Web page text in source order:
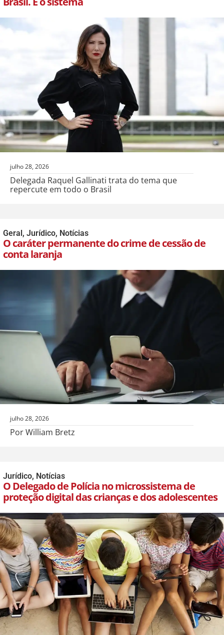
julho 28, 2026
Delegada Raquel Gallinati trata do tema que
repercute em todo o Brasil
Geral, Jurídico, Notícias
O caráter permanente do crime de cessão de
conta laranja
julho 28, 2026
Por William Bretz
Jurídico, Notícias
O Delegado de Polícia no microssistema de
proteção digital das crianças e dos adolescentes